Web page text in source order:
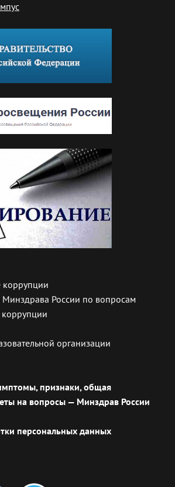
коррупции
России по вопросам
коррупции
организации
признаки, общая
на вопросы — Минздрав России
персональных данных